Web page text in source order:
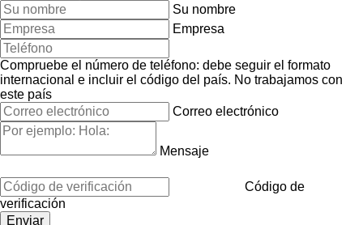
Su nombre
Empresa
Compruebe el número de teléfono: debe seguir el formato
internacional e incluir el código del país. No trabajamos con
este país
Correo electrónico
Mensaje
Código de
verificación